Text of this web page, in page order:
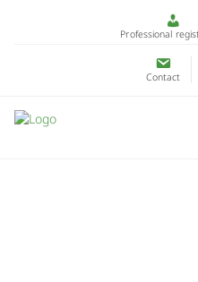
Professional
Contact